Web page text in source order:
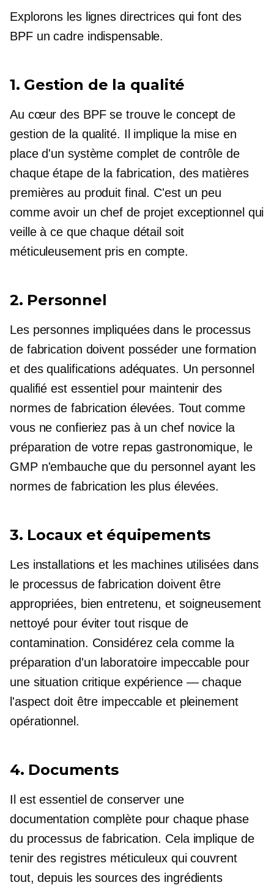
Explorons les lignes directrices qui font des
BPF un cadre indispensable.
1. Gestion de la qualité
Au cœur des BPF se trouve le concept de
gestion de la qualité. Il implique la mise en
place d'un système complet de contrôle de
chaque étape de la fabrication, des matières
premières au produit final. C'est un peu
comme avoir un chef de projet exceptionnel qui
veille à ce que chaque détail soit
méticuleusement pris en compte.
2. Personnel
Les personnes impliquées dans le processus
de fabrication doivent posséder une formation
et des qualifications adéquates. Un personnel
qualifié est essentiel pour maintenir des
normes de fabrication élevées. Tout comme
vous ne confieriez pas à un chef novice la
préparation de votre repas gastronomique, le
GMP n'embauche que du personnel ayant les
normes de fabrication les plus élevées.
3. Locaux et équipements
Les installations et les machines utilisées dans
le processus de fabrication doivent être
appropriées, bien entretenu, et soigneusement
nettoyé pour éviter tout risque de
contamination. Considérez cela comme la
préparation d'un laboratoire impeccable pour
une situation critique expérience — chaque
l'aspect doit être impeccable et pleinement
opérationnel.
4. Documents
Il est essentiel de conserver une
documentation complète pour chaque phase
du processus de fabrication. Cela implique de
tenir des registres méticuleux qui couvrent
tout, depuis les sources des ingrédients